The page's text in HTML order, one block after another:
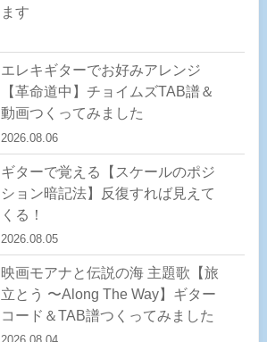
ます
エレキギターでお好みアレンジ
【革命道中】チョイムズTAB譜＆
動画つくってみました
2026.08.06
ギターで覚える【スケールのポジ
ション暗記法】反復すれば見えて
くる！
2026.08.05
映画モアナと伝説の海 主題歌【旅
立とう 〜Along The Way】ギター
コード＆TAB譜つくってみました